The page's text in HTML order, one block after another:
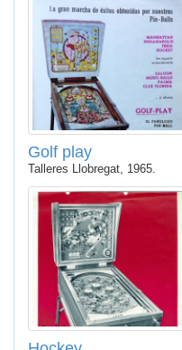
Golf play
Talleres Llobregat, 1965.